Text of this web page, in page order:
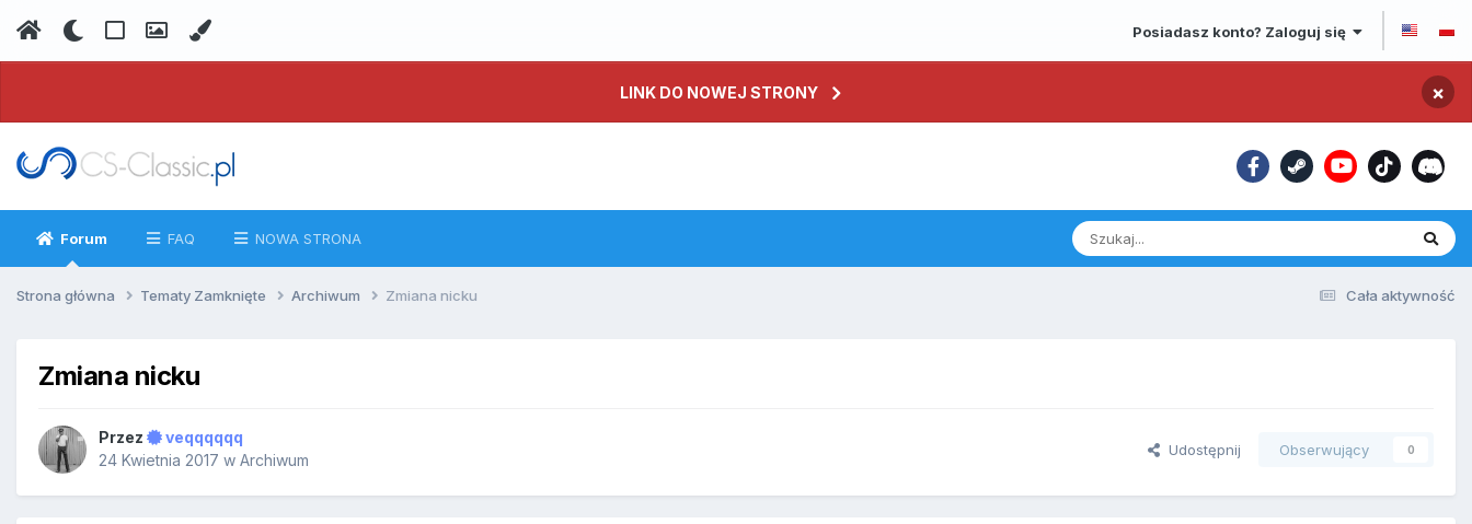
Posiadasz konto? Zaloguj się
LINK DO NOWEJ STRONY ×
Forum FAQ NOWA STRONA
Cała aktywność
Strona główna Tematy Zamknięte Archiwum Zmiana nicku
Zmiana nicku
Przez
veqqqqqq
24 Kwietnia 2017 w Archiwum
Udostępnij Obserwujący 0